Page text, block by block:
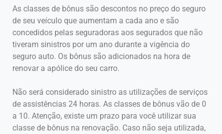
As classes de bônus são descontos no preço do seguro
de seu veículo que aumentam a cada ano e são
concedidos pelas seguradoras aos segurados que não
tiveram sinistros por um ano durante a vigência do
seguro auto. Os bônus são adicionados na hora de
renovar a apólice do seu carro.
Não será considerado sinistro as utilizações de serviços
de assistências 24 horas. As classes de bônus vão de 0
a 10. Atenção, existe um prazo para você utilizar sua
classe de bônus na renovação. Caso não seja utilizada,